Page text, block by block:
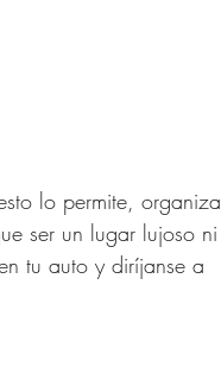
lo permite, organiza
ser un lugar lujoso ni
tu auto y diríjanse a